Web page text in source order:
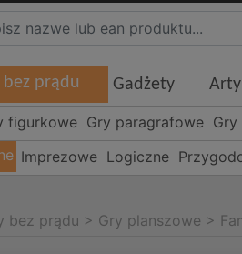
bez prądu Gadżety
figurkowe Gry paragrafowe Gry
Imprezowe Logiczne
bez prądu > Gry planszowe >